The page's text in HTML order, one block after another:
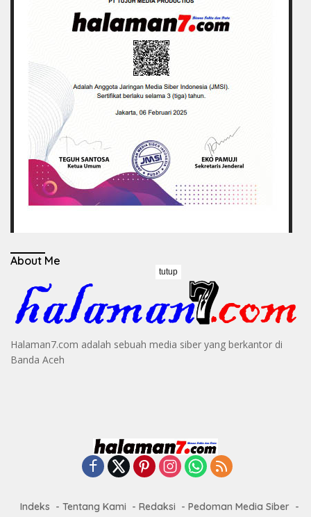
About Me
Halaman7.com adalah sebuah media siber yang berkantor di
Banda Aceh
Indeks Tentang Kami Redaksi
Pedoman Media Siber
tutup